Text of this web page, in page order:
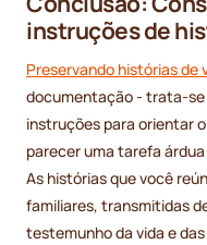
instruções de
Preservando histórias de
documentação - trata-se
instruções para orientar
parecer uma tarefa
As histórias que você
familiares, transmitidas
testemunho da vida e